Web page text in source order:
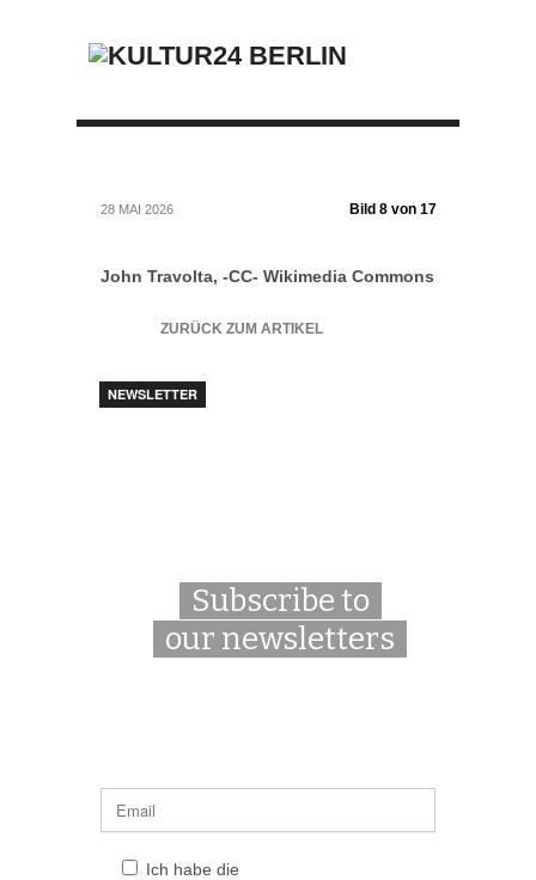
28 MAI 2026 Bild 8 von 17
John Travolta, -CC- Wikimedia Commons
ZURÜCK ZUM ARTIKEL
NEWSLETTER
Subscribe to
our newsletters
Ich habe die